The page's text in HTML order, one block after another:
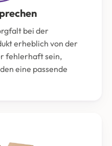
bei der
erheblich von der
fehlerhaft sein,
eine passende